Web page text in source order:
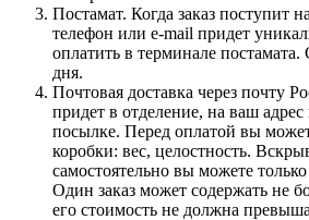
Постамат. Когда заказ поступит
телефон или e-mail придет
оплатить в терминале
дня.
Почтовая доставка через почту
придет в отделение, на ваш
посылке. Перед оплатой вы
коробки: вес, целостность.
самостоятельно вы можете
Один заказ может содержать не
его стоимость не должна